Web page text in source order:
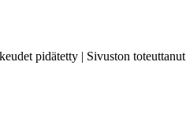
pidätetty | Sivuston toteuttanut